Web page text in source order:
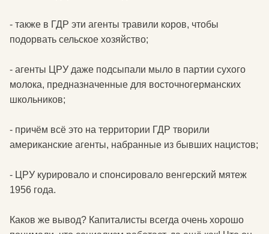
- также в ГДР эти агенты травили коров, чтобы
подорвать сельское хозяйство;
- агенты ЦРУ даже подсыпали мыло в партии сухого
молока, предназначенные для восточногерманских
школьников;
- причём всё это на территории ГДР творили
американские агенты, набранные из бывших нацистов;
- ЦРУ курировало и спонсировало венгерский мятеж
1956 года.
Каков же вывод? Капиталисты всегда очень хорошо